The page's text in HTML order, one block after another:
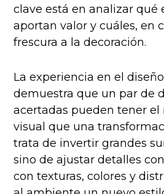
clave está en analizar qué
aportan valor y cuáles, en
frescura a la decoración.
La experiencia en el
demuestra que un par de
acertadas pueden tener
visual que una
trata de invertir grandes
sino de ajustar detalles
con texturas, colores y